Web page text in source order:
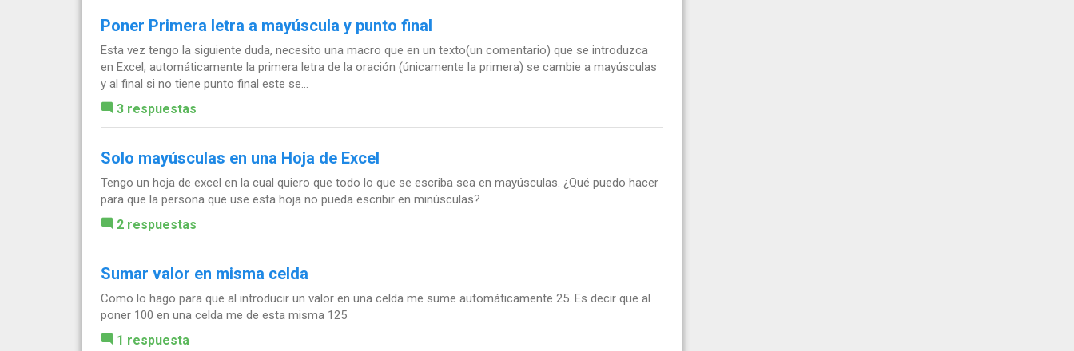
Poner Primera letra a mayúscula y punto final
Esta vez tengo la siguiente duda, necesito una macro que en un texto(un comentario) que se introduzca
en Excel, automáticamente la primera letra de la oración (únicamente la primera) se cambie a mayúsculas
y al final si no tiene punto final este se...
3 respuestas
Solo mayúsculas en una Hoja de Excel
Tengo un hoja de excel en la cual quiero que todo lo que se escriba sea en mayúsculas. ¿Qué puedo hacer
para que la persona que use esta hoja no pueda escribir en minúsculas?
2 respuestas
Sumar valor en misma celda
Como lo hago para que al introducir un valor en una celda me sume automáticamente 25. Es decir que al
poner 100 en una celda me de esta misma 125
1 respuesta